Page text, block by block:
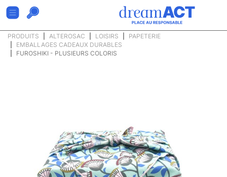
PRODUITS ALTEROSAC LOISIRS
PAPETERIE
EMBALLAGES CADEAUX DURABLES
FUROSHIKI - PLUSIEURS COLORIS